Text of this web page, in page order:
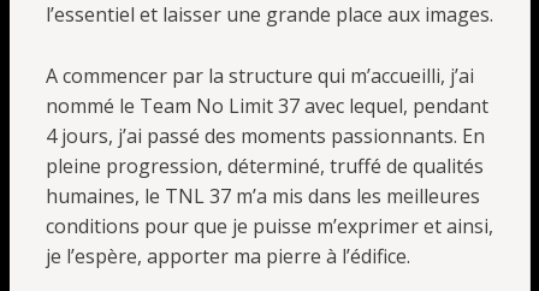
l’essentiel et laisser une grande place aux images.
A commencer par la structure qui m’accueilli, j’ai
nommé le Team No Limit 37 avec lequel, pendant
4 jours, j’ai passé des moments passionnants. En
pleine progression, déterminé, truffé de qualités
humaines, le TNL 37 m’a mis dans les meilleures
conditions pour que je puisse m’exprimer et ainsi,
je l’espère, apporter ma pierre à l’édifice.